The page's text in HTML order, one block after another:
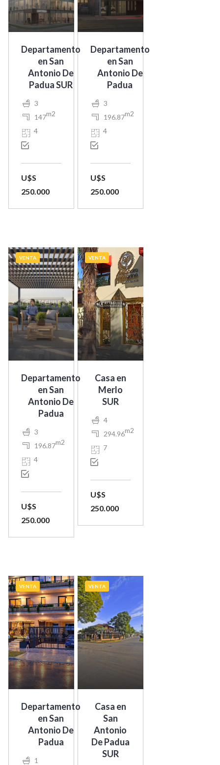
Departamento
en San
Antonio De
Padua SUR
3
147m2
4
U$S
250.000
Departamento
en San
Antonio De
Padua
3
196.87m2
4
U$S
250.000
VENTA
Departamento
en San
Antonio De
Padua
3
196.87m2
4
U$S
250.000
VENTA
Casa en
Merlo
SUR
4
294.96m2
7
U$S
250.000
VENTA
Departamento
en San
Antonio De
Padua
1
VENTA
Casa en
San
Antonio
De Padua
SUR